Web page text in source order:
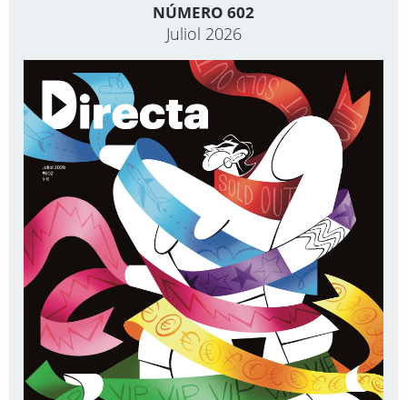
NÚMERO 602
Juliol 2026